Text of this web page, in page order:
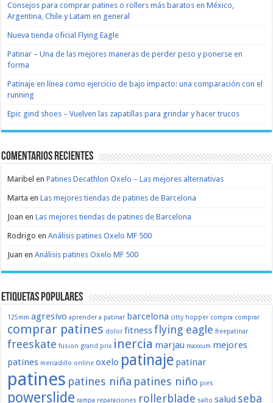
Consejos para comprar patines o rollers más baratos en México,
Argentina, Chile y Latam en general
Nueva tienda oficial Flying Eagle
Patinar – Una de las mejores maneras de perder peso y ponerse en
forma
Patinaje en línea como ejercicio de bajo impacto: una comparación con el
running
Epic gind shoes – Vuelven las zapatillas para grindar y hacer trucos
Comentarios recientes
Maribel enPatines Decathlon Oxelo – Las mejores alternativas
Marta enLas mejores tiendas de patines de Barcelona
Joan enLas mejores tiendas de patines de Barcelona
Rodrigo enAnálisis patines Oxelo MF 500
Juan enAnálisis patines Oxelo MF 500
Etiquetas populares
125mm agresivo aprender a patinar barcelona citty hopper compra comprar
comprar patines dolor fitnessflying eagle freepatinar
freeskate fusion grand prix inercia marjau maxxum mejores
patines mercadillo online oxelo patinaje patinar
patines patines niña patines niño pies
powerslide rampa reparaciones rollerblade salto salud seba